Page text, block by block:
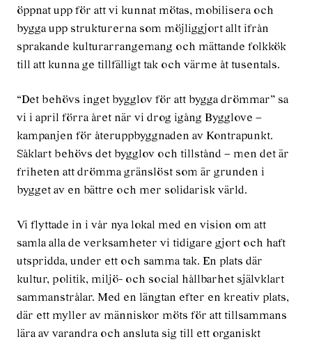
öppnat upp för att vi kunnat mötas, mobilisera och
bygga upp strukturerna som möjliggjort allt ifrån
sprakande kulturarrangemang och mättande folkkök
till att kunna ge tillfälligt tak och värme åt tusentals.
“Det behövs inget bygglov för att bygga drömmar” sa
vi i april förra året när vi drog igång Bygglove –
kampanjen för återuppbyggnaden av Kontrapunkt.
Såklart behövs det bygglov och tillstånd – men det är
friheten att drömma gränslöst som är grunden i
bygget av en bättre och mer solidarisk värld.
Vi flyttade in i vår nya lokal med en vision om att
samla alla de verksamheter vi tidigare gjort och haft
utspridda, under ett och samma tak. En plats där
kultur, politik, miljö- och social hållbarhet självklart
sammanstrålar. Med en längtan efter en kreativ plats,
där ett myller av människor möts för att tillsammans
lära av varandra och ansluta sig till ett organiskt